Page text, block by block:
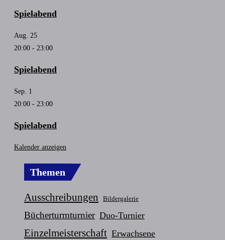
Spielabend
Aug. 25
20:00 - 23:00
Spielabend
Sep. 1
20:00 - 23:00
Spielabend
Kalender anzeigen
Themen
Ausschreibungen Bildergalerie
Bücherturmturnier Duo-Turnier
Einzelmeisterschaft Erwachsene